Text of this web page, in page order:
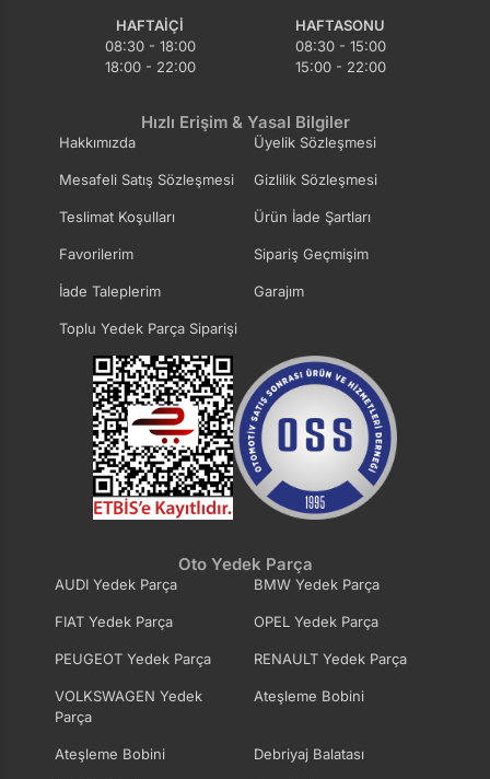
HAFTAIÇI
08:30 - 18:00
18:00 - 22:00
HAFTASONU
08:30 - 15:00
15:00 - 22:00
Hızlı Erişim & Yasal Bilgiler
Hakkımızda Üyelik Sözleşmesi
Mesafeli Satış Sözleşmesi Gizlilik Sözleşmesi
Teslimat Koşulları Ürün İade Şartları
Favorilerim Sipariş Geçmişim
İade Taleplerim Garajım
Toplu Yedek Parça Siparişi
Oto Yedek Parça
AUDI Yedek Parça BMW Yedek Parça
FIAT Yedek Parça OPEL Yedek Parça
PEUGEOT Yedek Parça RENAULT Yedek Parça
VOLKSWAGEN Yedek
Parça
Ateşleme Bobini
Ateşleme Bobini Debriyaj Balatası